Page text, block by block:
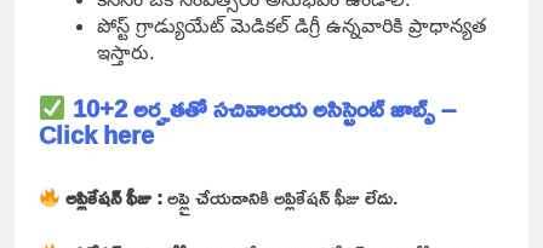
పోస్ట్ గ్రాడ్యుయేట్ మెడికల్ డిగ్రీ ఉన్నవారికి ప్రాధాన్యత
ఇస్తారు.
10+2 అర్హతతో సచివాలయ అసిస్టెంట్ జాబ్స్ –
Click here
అప్లికేషన్ ఫీజు :అప్లై చేయడానికి అప్లికేషన్ ఫీజు లేదు.